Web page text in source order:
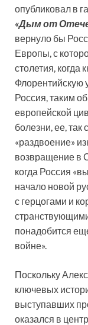
опубликовал в
«Дым от
вернуло бы
Европы, с
столетия, когда
Флорентийскую
Россия, таким
европейской
болезни, ее,
«раздвоение»
возвращение в
когда Россия
начало новой
с герцогами и
понадобится
войне».
Поскольку
ключевых
выступавших
оказался в